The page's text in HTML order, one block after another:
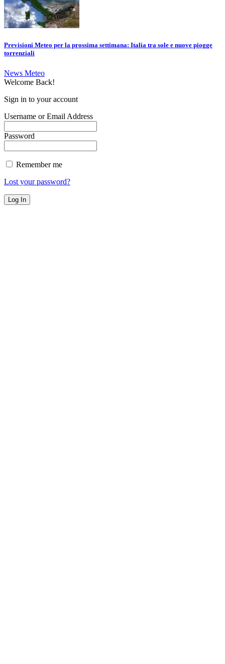
Previsioni Meteo per la prossima settimana: Italia tra sole e nuove piogge
torrenziali
News Meteo
Welcome Back!
Sign in to your account
Username or Email Address
Password
Remember me
Lost your password?